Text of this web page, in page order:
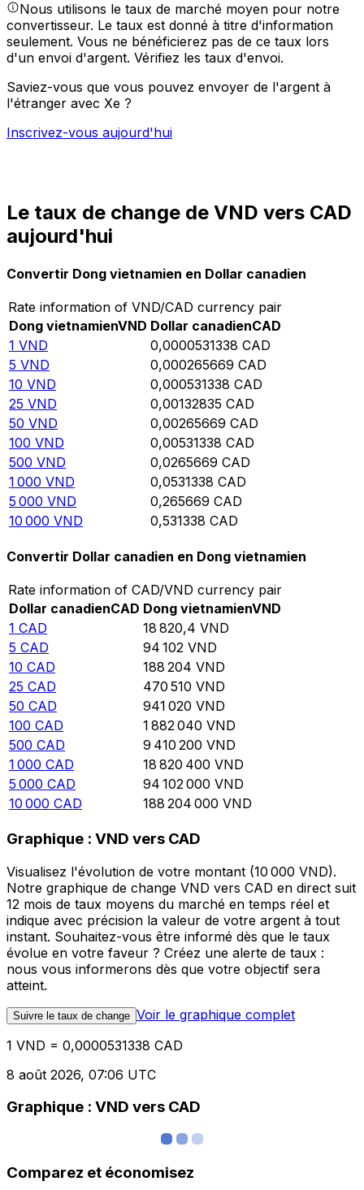
Nous utilisons le taux de marché moyen pour notre
convertisseur. Le taux est donné à titre d'information
seulement. Vous ne bénéficierez pas de ce taux lors
d'un envoi d'argent. Vérifiez les taux d'envoi.
Saviez-vous que vous pouvez envoyer de l'argent à
l'étranger avec Xe ?
Inscrivez-vous aujourd'hui
Le taux de change de VND vers CAD
aujourd'hui
Convertir Dong vietnamien en Dollar canadien
Rate information of VND/CAD currency pair
Dong vietnamienVND Dollar canadienCAD
1 VND 0,0000531338 CAD
5 VND 0,000265669 CAD
10 VND 0,000531338 CAD
25 VND 0,00132835 CAD
50 VND 0,00265669 CAD
100 VND 0,00531338 CAD
500 VND 0,0265669 CAD
1 000 VND 0,0531338 CAD
5 000 VND 0,265669 CAD
10 000 VND 0,531338 CAD
Convertir Dollar canadien en Dong vietnamien
Rate information of CAD/VND currency pair
Dollar canadienCAD Dong vietnamienVND
1 CAD 18 820,4 VND
5 CAD 94 102 VND
10 CAD 188 204 VND
25 CAD 470 510 VND
50 CAD 941 020 VND
100 CAD 1 882 040 VND
500 CAD 9 410 200 VND
1 000 CAD 18 820 400 VND
5 000 CAD 94 102 000 VND
10 000 CAD 188 204 000 VND
Graphique : VND vers CAD
Visualisez l'évolution de votre montant (10 000 VND).
Notre graphique de change VND vers CAD en direct suit
12 mois de taux moyens du marché en temps réel et
indique avec précision la valeur de votre argent à tout
instant. Souhaitez-vous être informé dès que le taux
évolue en votre faveur ? Créez une alerte de taux :
nous vous informerons dès que votre objectif sera
atteint.
Suivre le taux de change Voir le graphique complet
1 VND = 0,0000531338 CAD
8 août 2026, 07:06 UTC
Graphique : VND vers CAD
Comparez et économisez